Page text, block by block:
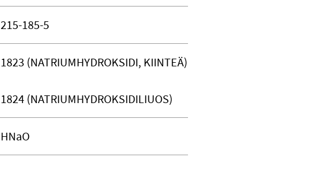
215-185-5
1823 (NATRIUMHYDROKSIDI, KIINTEÄ)
1824 (NATRIUMHYDROKSIDILIUOS)
HNaO